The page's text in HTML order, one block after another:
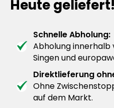
Heute geliefert!
Schnelle Abholung:
Abholung innerhalb
Singen und
Direktlieferung
Ohne
auf dem Markt.